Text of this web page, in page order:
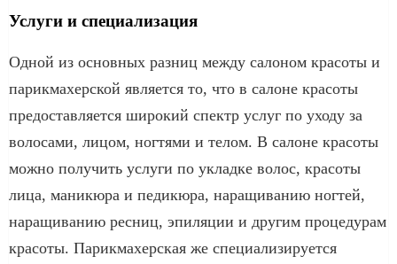
Услуги и специализация
Одной из основных разниц между салоном красоты и
парикмахерской является то, что в салоне красоты
предоставляется широкий спектр услуг по уходу за
волосами, лицом, ногтями и телом. В салоне красоты
можно получить услуги по укладке волос, красоты
лица, маникюра и педикюра, наращиванию ногтей,
наращиванию ресниц, эпиляции и другим процедурам
красоты. Парикмахерская же специализируется